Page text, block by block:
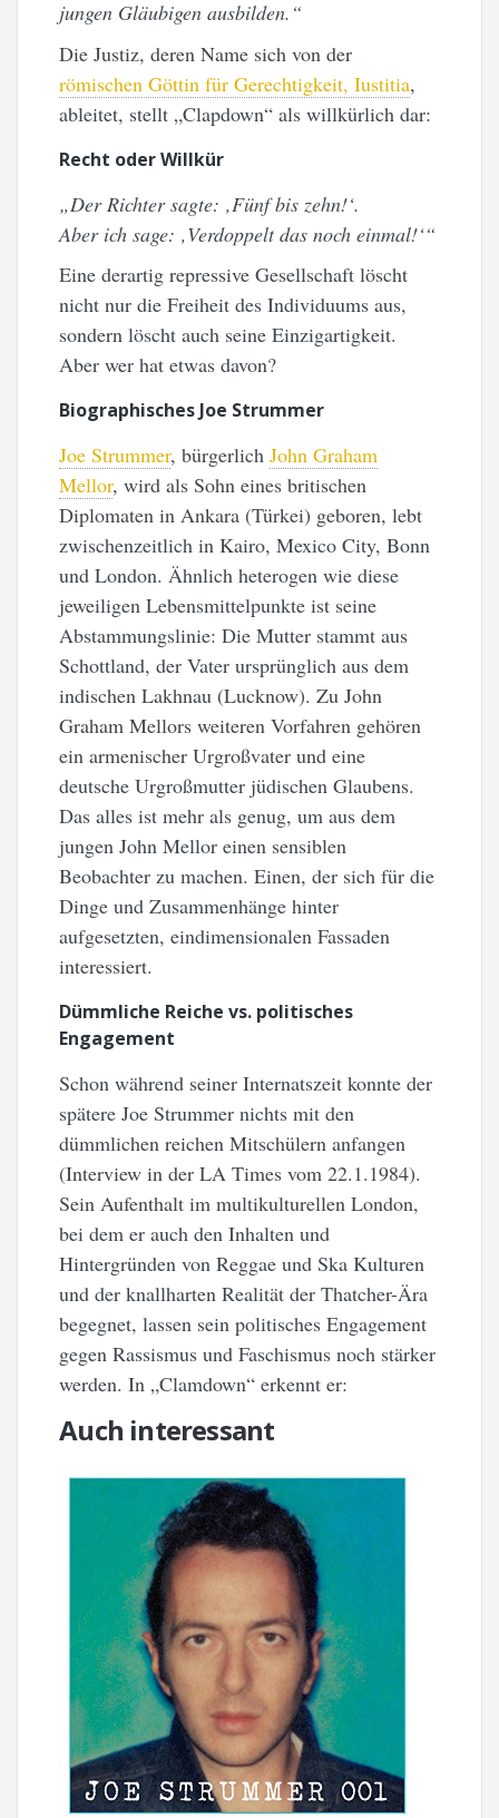
jungen Gläubigen ausbilden.“
Die Justiz, deren Name sich von der
römischen Göttin für Gerechtigkeit, Iustitia,
ableitet, stellt „Clapdown“ als willkürlich dar:
Recht oder Willkür
„Der Richter sagte: ‚Fünf bis zehn!‘.
Aber ich sage: ‚Verdoppelt das noch einmal!‘“
Eine derartig repressive Gesellschaft löscht
nicht nur die Freiheit des Individuums aus,
sondern löscht auch seine Einzigartigkeit.
Aber wer hat etwas davon?
Biographisches Joe Strummer
Joe Strummer, bürgerlichJohn Graham
Mellor, wird als Sohn eines britischen
Diplomaten in Ankara (Türkei) geboren, lebt
zwischenzeitlich in Kairo, Mexico City, Bonn
und London. Ähnlich heterogen wie diese
jeweiligen Lebensmittelpunkte ist seine
Abstammungslinie: Die Mutter stammt aus
Schottland, der Vater ursprünglich aus dem
indischen Lakhnau (Lucknow). Zu John
Graham Mellors weiteren Vorfahren gehören
ein armenischer Urgroßvater und eine
deutsche Urgroßmutter jüdischen Glaubens.
Das alles ist mehr als genug, um aus dem
jungen John Mellor einen sensiblen
Beobachter zu machen. Einen, der sich für die
Dinge und Zusammenhänge hinter
aufgesetzten, eindimensionalen Fassaden
interessiert.
Dümmliche Reiche vs. politisches
Engagement
Schon während seiner Internatszeit konnte der
spätere Joe Strummer nichts mit den
dümmlichen reichen Mitschülern anfangen
(Interview in der LA Times vom 22.1.1984).
Sein Aufenthalt im multikulturellen London,
bei dem er auch den Inhalten und
Hintergründen von Reggae und Ska Kulturen
und der knallharten Realität der Thatcher-Ära
begegnet, lassen sein politisches Engagement
gegen Rassismus und Faschismus noch stärker
werden. In „Clamdown“ erkennt er:
Auch interessant